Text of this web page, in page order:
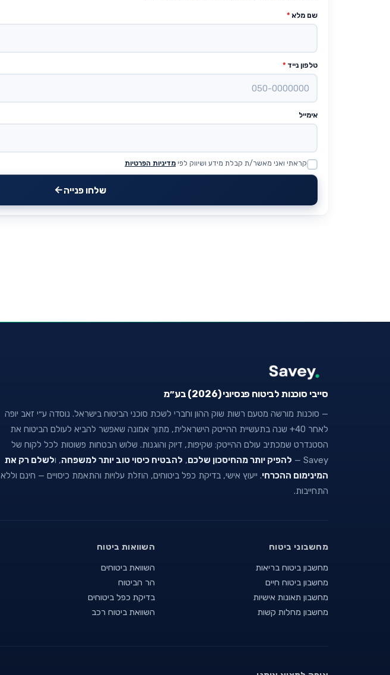
שם מלא *
טלפון נייד *
אימייל
Website
קראתי ואני מאשר/ת קבלת מידע ושיווק לפי מדיניות הפרטיות
שלחו פנייה
סייבי סוכנות לביטוח פנסיוני (2026) בע״מ
— סוכנות מורשה מטעם רשות שוק ההון וחברי לשכת סוכני הביטוח בישראל. נוסדה ע״י זאב יופה
לאחר 40+ שנה בתעשיית ההייטק הישראלית, מתוך אמונה שאפשר להביא לעולם הביטוח את
הסטנדרט שמכתיב עולם ההייטק: שקיפות, דיוק והוגנות. שלוש הבטחות פשוטות לכל לקוח של
Savey —
להפיק יותר מהחיסכון שלכם, להבטיח כיסוי טוב יותר למשפחה, ולשלם רק את
המינימום ההכרחי. ייעוץ אישי, בדיקת כפל ביטוחים, הוזלת עלויות והתאמת כיסויים — חינם וללא
התחייבות.
מחשבוני ביטוח
מחשבון ביטוח בריאות
מחשבון ביטוח חיים
מחשבון תאונות אישיות
מחשבון מחלות קשות
השוואות ביטוח
השוואת ביטוחים
הר הביטוח
בדיקת כפל ביטוחים
השוואת ביטוח רכב